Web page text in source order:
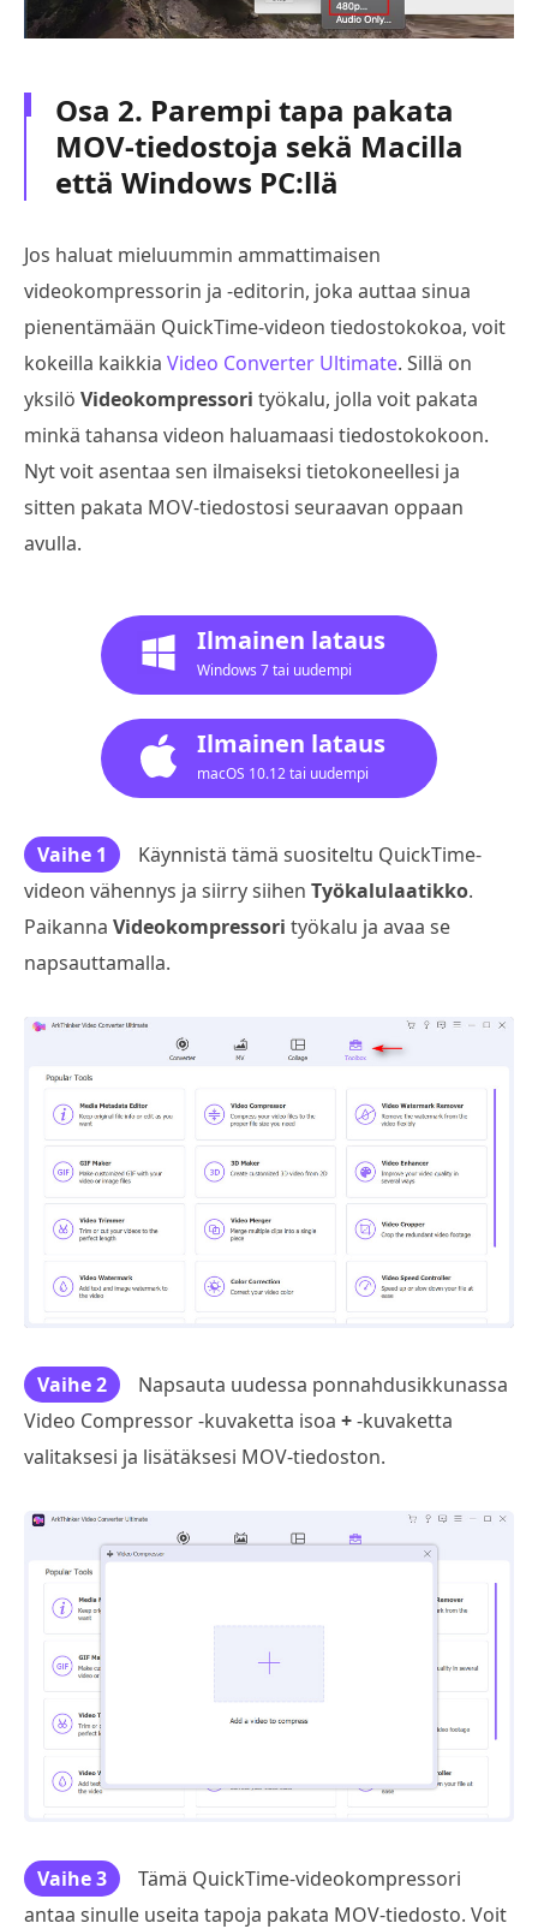
Osa 2. Parempi tapa pakata
MOV-tiedostoja sekä Macilla
että Windows PC:llä
Jos haluat mieluummin ammattimaisen
videokompressorin ja -editorin, joka auttaa sinua
pienentämään QuickTime-videon tiedostokokoa, voit
kokeilla kaikkia Video Converter Ultimate. Sillä on
yksilö Videokompressori työkalu, jolla voit pakata
minkä tahansa videon haluamaasi tiedostokokoon.
Nyt voit asentaa sen ilmaiseksi tietokoneellesi ja
sitten pakata MOV-tiedostosi seuraavan oppaan
avulla.
Ilmainen lataus
Windows 7 tai uudempi
Ilmainen lataus
macOS 10.12 tai uudempi
Vaihe 1
Käynnistä tämä suositeltu QuickTime-
videon vähennys ja siirry siihen Työkalulaatikko.
Paikanna Videokompressori työkalu ja avaa se
napsauttamalla.
Vaihe 2
Napsauta uudessa ponnahdusikkunassa
Video Compressor -kuvaketta isoa +-kuvaketta
valitaksesi ja lisätäksesi MOV-tiedoston.
Vaihe 3
Tämä QuickTime-videokompressori
antaa sinulle useita tapoja pakata MOV-tiedosto. Voit